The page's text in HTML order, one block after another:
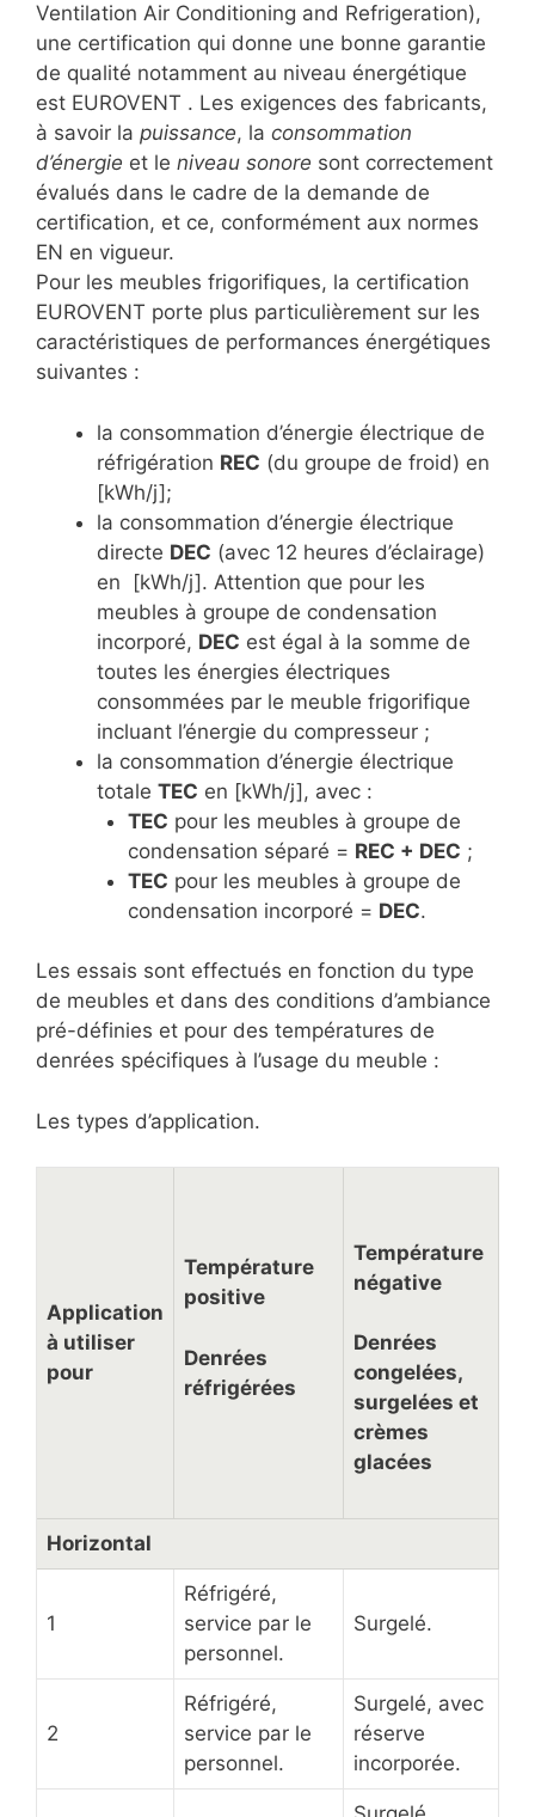
Ventilation Air Conditioning and Refrigeration),
une certification qui donne une bonne garantie
de qualité notamment au niveau énergétique
est EUROVENT . Les exigences des fabricants,
à savoir la puissance, la consommation
d’énergie et le niveau sonore sont correctement
évalués dans le cadre de la demande de
certification, et ce, conformément aux normes
EN en vigueur.
Pour les meubles frigorifiques, la certification
EUROVENT porte plus particulièrement sur les
caractéristiques de performances énergétiques
suivantes :
la consommation d’énergie électrique de
réfrigération REC (du groupe de froid) en
[kWh/j];
la consommation d’énergie électrique
directe DEC (avec 12 heures d’éclairage)
en [kWh/j]. Attention que pour les
meubles à groupe de condensation
incorporé, DEC est égal à la somme de
toutes les énergies électriques
consommées par le meuble frigorifique
incluant l’énergie du compresseur ;
la consommation d’énergie électrique
totale TEC en [kWh/j], avec :
TEC pour les meubles à groupe de
condensation séparé = REC + DEC ;
TEC pour les meubles à groupe de
condensation incorporé = DEC.
Les essais sont effectués en fonction du type
de meubles et dans des conditions d’ambiance
pré-définies et pour des températures de
denrées spécifiques à l’usage du meuble :
Les types d’application.
Application
à utiliser
pour
Température
positive
Denrées
réfrigérées
Température
négative
Denrées
congelées,
surgelées et
crèmes
glacées
Horizontal
1
Réfrigéré,
service par le
personnel.
Surgelé.
2
Réfrigéré,
service par le
personnel.
Surgelé, avec
réserve
incorporée.